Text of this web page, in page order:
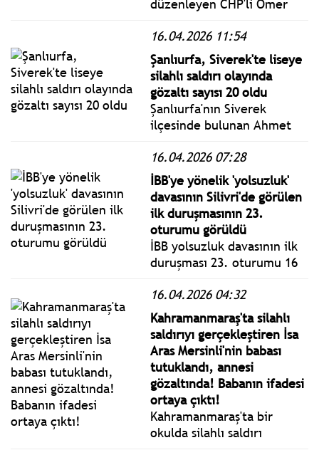
düzenleyen CHP'li Ömer
sektöründe yaşanan fiyat
belirsizliği, artan
maliyetler, üretim düşüşü
ve ithalat verilerini tüm
boyutlarıyla değerlendirdi.
16.04.2026 11:54
Şanlıurfa, Siverek'te liseye
silahlı saldırı olayında
gözaltı sayısı 20 oldu
Şanlıurfa'nın Siverek
ilçesinde bulunan Ahmet
Anadolu Lisesi'ndeki silahlı
saldırıya ilişkin 20 şüpheli
gözaltına alındı.
16.04.2026 07:28
İBB'ye yönelik 'yolsuzluk'
davasının Silivri'de görülen
ilk duruşmasının 23.
oturumu görüldü
İBB yolsuzluk davasının ilk
duruşması 23. oturumu 16
Silivri'de görüldü. İBB
Başkan Ekrem İmamoğlu ile
tutuklu sanıklar hakim
karşısında savunma
yapmaya devam ediyor.
16.04.2026 04:32
Kahramanmaraş'ta silahlı
saldırıyı gerçekleştiren İsa
Aras Mersinli'nin babası
tutuklandı, annesi
gözaltında! Babanın ifadesi
ortaya çıktı!
Kahramanmaraş'ta bir
okulda silahlı saldırı